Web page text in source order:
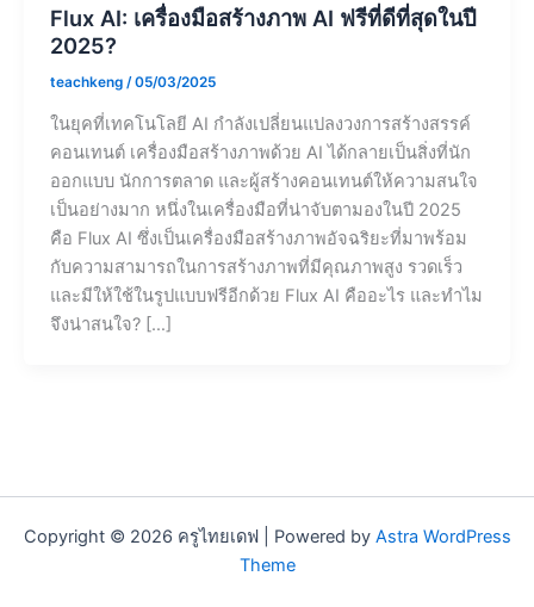
Flux AI: เครื่องมือสร้างภาพ AI ฟรีที่ดีที่สุดในปี
2025?
teachkeng /05/03/2025
ในยุคที่เทคโนโลยี AI กำลังเปลี่ยนแปลงวงการสร้างสรรค์
คอนเทนต์ เครื่องมือสร้างภาพด้วย AI ได้กลายเป็นสิ่งที่นัก
ออกแบบ นักการตลาด และผู้สร้างคอนเทนต์ให้ความสนใจ
เป็นอย่างมาก หนึ่งในเครื่องมือที่น่าจับตามองในปี 2025
คือ Flux AI ซึ่งเป็นเครื่องมือสร้างภาพอัจฉริยะที่มาพร้อม
กับความสามารถในการสร้างภาพที่มีคุณภาพสูง รวดเร็ว
และมีให้ใช้ในรูปแบบฟรีอีกด้วย Flux AI คืออะไร และทำไม
จึงน่าสนใจ? […]
Copyright © 2026 ครูไทยเดฟ | Powered by Astra WordPress
Theme